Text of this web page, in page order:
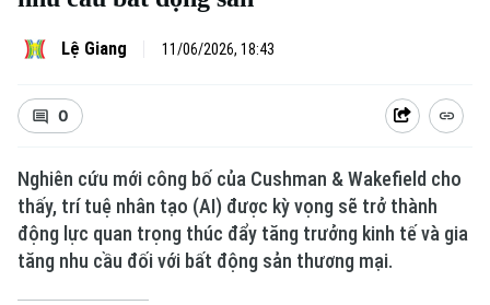
Lệ Giang 11/06/2026, 18:43
0
Nghiên cứu mới công bố của Cushman & Wakefield cho
thấy, trí tuệ nhân tạo (AI) được kỳ vọng sẽ trở thành
động lực quan trọng thúc đẩy tăng trưởng kinh tế và gia
tăng nhu cầu đối với bất động sản thương mại.